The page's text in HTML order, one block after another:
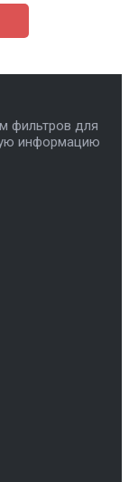
фильтров для
информацию